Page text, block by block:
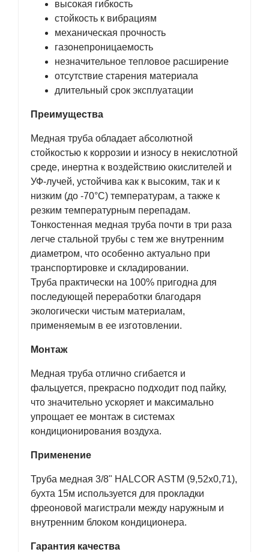
высокая гибкость
стойкость к вибрациям
механическая прочность
газонепроницаемость
незначительное тепловое расширение
отсутствие старения материала
длительный срок эксплуатации
Преимущества
Медная труба обладает абсолютной
стойкостью к коррозии и износу в некислотной
среде, инертна к воздействию окислителей и
УФ-лучей, устойчива как к высоким, так и к
низким (до -70°С) температурам, а также к
резким температурным перепадам.
Тонкостенная медная труба почти в три раза
легче стальной трубы с тем же внутренним
диаметром, что особенно актуально при
транспортировке и складировании.
Труба практически на 100% пригодна для
последующей переработки благодаря
экологически чистым материалам,
применяемым в ее изготовлении.
Монтаж
Медная труба отлично сгибается и
фальцуется, прекрасно подходит под пайку,
что значительно ускоряет и максимально
упрощает ее монтаж в системах
кондиционирования воздуха.
Применение
Труба медная 3/8" HALCOR ASTM (9,52х0,71),
бухта 15м используется для прокладки
фреоновой магистрали между наружным и
внутренним блоком кондиционера.
Гарантия качества